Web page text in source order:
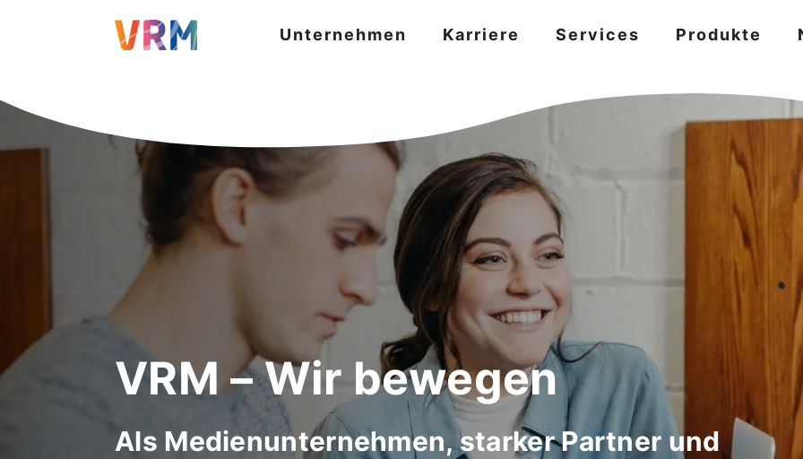
Unternehmen Karriere Services Produkte
VRM – Wir bewegen
Als Medienunternehmen, starker Partner und